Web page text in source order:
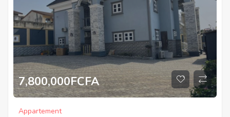
7,800,000FCFA
Appartement